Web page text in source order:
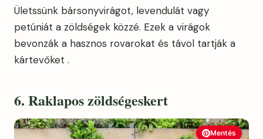
Ületssünk bársonyvirágot, levendulát vagy
petúniát a zöldségek közzé. Ezek a virágok
bevonzák a hasznos rovarokat és távol tartják a
kártevőket .
6. Raklapos zöldségeskert
Mentés